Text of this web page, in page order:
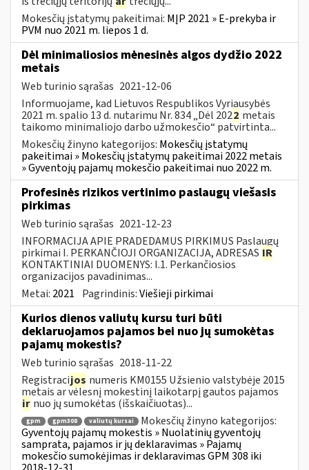
Mokesčių įstatymų pakeitimai: MĮP 2021 » E-prekyba ir
PVM nuo 2021 m. liepos 1 d.
Dėl minimaliosios mėnesinės algos dydžio 2022
metais
Web turinio sąrašas 2021-12-06
Informuojame, kad Lietuvos Respublikos Vyriausybės
2021 m. spalio 13 d. nutarimu Nr. 834 „Dėl 2022 metais
taikomo minimaliojo darbo užmokesčio“ patvirtinta...
Mokesčių žinyno kategorijos: Mokesčių įstatymų
pakeitimai » Mokesčių įstatymų pakeitimai 2022 metais
» Gyventojų pajamų mokesčio pakeitimai nuo 2022 m.
Profesinės rizikos vertinimo paslaugų viešasis
pirkimas
Web turinio sąrašas 2021-12-23
INFORMACIJA APIE PRADEDAMUS PIRKIMUS Paslaugų
pirkimai I. PERKANČIOJI ORGANIZACIJA, ADRESAS IR
KONTAKTINIAI DUOMENYS: I.1. Perkančiosios
organizacijos pavadinimas...
Metai: 2021 Pagrindinis:Viešieji pirkimai
Kurios dienos valiutų kursu turi būti
deklaruojamos pajamos bei nuo jų sumokėtas
pajamų mokestis?
Web turinio sąrašas 2018-11-22
Registracijos numeris KM0155 Užsienio valstybėje 2015
metais ar vėlesnį mokestinį laikotarpį gautos pajamos
ir nuo jų sumokėtas (išskaičiuotas)...
gpm gpm308 valiutų kursai
Mokesčių žinyno kategorijos:
Gyventojų pajamų mokestis » Nuolatinių gyventojų
samprata, pajamos ir jų deklaravimas » Pajamų
mokesčio sumokėjimas ir deklaravimas GPM 308 iki